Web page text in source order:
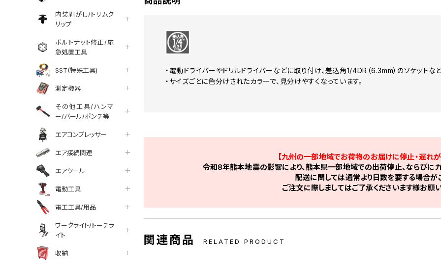
内装剥がし/トリムク
リップ
ボルトナット修正/応
急処置工具
SST(特殊工具)
測定機器
その他工具/ハンマ
ー/バール/ポンチ等
エアコンプレッサー
エア接続関連
エアツール
電動工具
電工工具/用品
ワークライト/トーチラ
イト
収納
・電動ドライバーやドリルドライバーなどに取り付け、差込角1/4DR（6.3mm）のソケット
・サイズごとに色分けされたカラーで、見分けやすくなっています。
【九州の一部地域でお荷物のお届けに停止・遅れが
令和8年熊本地震の影響により、熊本県一部地域での出荷停止、ならびに
配送に関しては通常より日数を要する場合が
ご注文に際しましてはご了承くださいます様お願
関連商品 RELATED PRODUCT